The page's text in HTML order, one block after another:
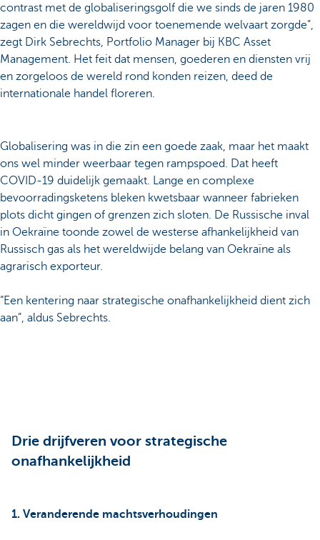
contrast met de globaliseringsgolf die we sinds de jaren 1980
zagen en die wereldwijd voor toenemende welvaart zorgde”,
zegt Dirk Sebrechts, Portfolio Manager bij KBC Asset
Management. Het feit dat mensen, goederen en diensten vrij
en zorgeloos de wereld rond konden reizen, deed de
internationale handel floreren.
Globalisering was in die zin een goede zaak, maar het maakt
ons wel minder weerbaar tegen rampspoed. Dat heeft
COVID-19 duidelijk gemaakt. Lange en complexe
bevoorradingsketens bleken kwetsbaar wanneer fabrieken
plots dicht gingen of grenzen zich sloten. De Russische inval
in Oekraïne toonde zowel de westerse afhankelijkheid van
Russisch gas als het wereldwijde belang van Oekraïne als
agrarisch exporteur.
“Een kentering naar strategische onafhankelijkheid dient zich
aan”, aldus Sebrechts.
Drie drijfveren voor strategische
onafhankelijkheid
1. Veranderende machtsverhoudingen